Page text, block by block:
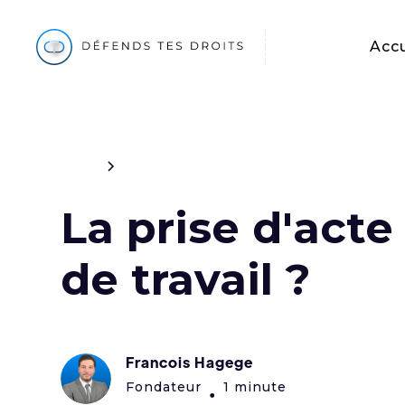
La prise
de travail ?
Francois Hagege
Fondateur • 1 minute